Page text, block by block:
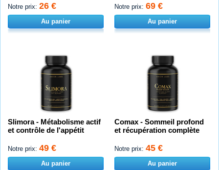
Notre prix: 26 €
Au panier
Notre prix: 69 €
Au panier
Slimora - Métabolisme actif
et contrôle de l'appétit
Notre prix: 49 €
Au panier
Comax - Sommeil profond
et récupération complète
Notre prix: 45 €
Au panier